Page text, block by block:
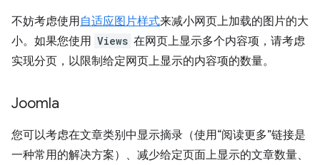
不妨考虑使用自适应图片样式来减小网页上加载的图片的大
小。如果您使用 Views 在网页上显示多个内容项，请考虑
实现分页，以限制给定网页上显示的内容项的数量。
Joomla
您可以考虑在文章类别中显示摘录（使用“阅读更多”链接是
一种常用的解决方案）、减少给定页面上显示的文章数量、